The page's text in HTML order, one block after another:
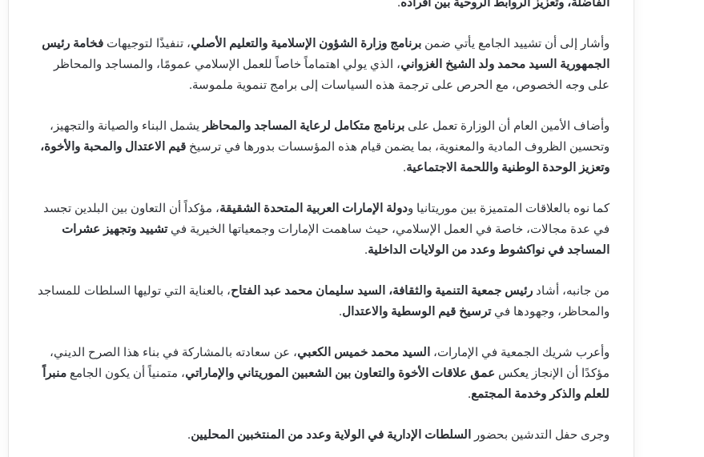
وأشار إلى أن تشييد الجامع يأتي ضمن برنامج وزارة الشؤون الإسلامية والتعليم الأصلي، تنفيذًا لتوجيهات فخامة رئيس
الجمهورية السيد محمد ولد الشيخ الغزواني، الذي يولي اهتماماً خاصاً للعمل الإسلامي عمومًا، والمساجد والمحاظر
على وجه الخصوص، مع الحرص على ترجمة هذه السياسات إلى برامج تنموية ملموسة.
وأضاف الأمين العام أن الوزارة تعمل على برنامج متكامل لرعاية المساجد والمحاظر يشمل البناء والصيانة والتجهيز،
وتحسين الظروف المادية والمعنوية، بما يضمن قيام هذه المؤسسات بدورها في ترسيخ قيم الاعتدال والمحبة والأخوة،
وتعزيز الوحدة الوطنية واللحمة الاجتماعية.
كما نوه بالعلاقات المتميزة بين موريتانيا ودولة الإمارات العربية المتحدة الشقيقة، مؤكداً أن التعاون بين البلدين تجسد
في عدة مجالات، خاصة في العمل الإسلامي، حيث ساهمت الإمارات وجمعياتها الخيرية فيتشييد وتجهيز عشرات
المساجد في نواكشوط وعدد من الولايات الداخلية.
من جانبه، أشاد رئيس جمعية التنمية والثقافة، السيد سليمان محمد عبد الفتاح، بالعناية التي توليها السلطات للمساجد
والمحاظر، وجهودها فيترسيخ قيم الوسطية والاعتدال.
وأعرب شريك الجمعية في الإمارات، السيد محمد خميس الكعبي، عن سعادته بالمشاركة في بناء هذا الصرح الديني،
مؤكدًا أن الإنجاز يعكس عمق علاقات الأخوة والتعاون بين الشعبين الموريتاني والإماراتي، متمنياً أن يكون الجامع منبراً
للعلم والذكر وخدمة المجتمع.
وجرى حفل التدشين بحضور السلطات الإدارية في الولاية وعدد من المنتخبين المحليين.